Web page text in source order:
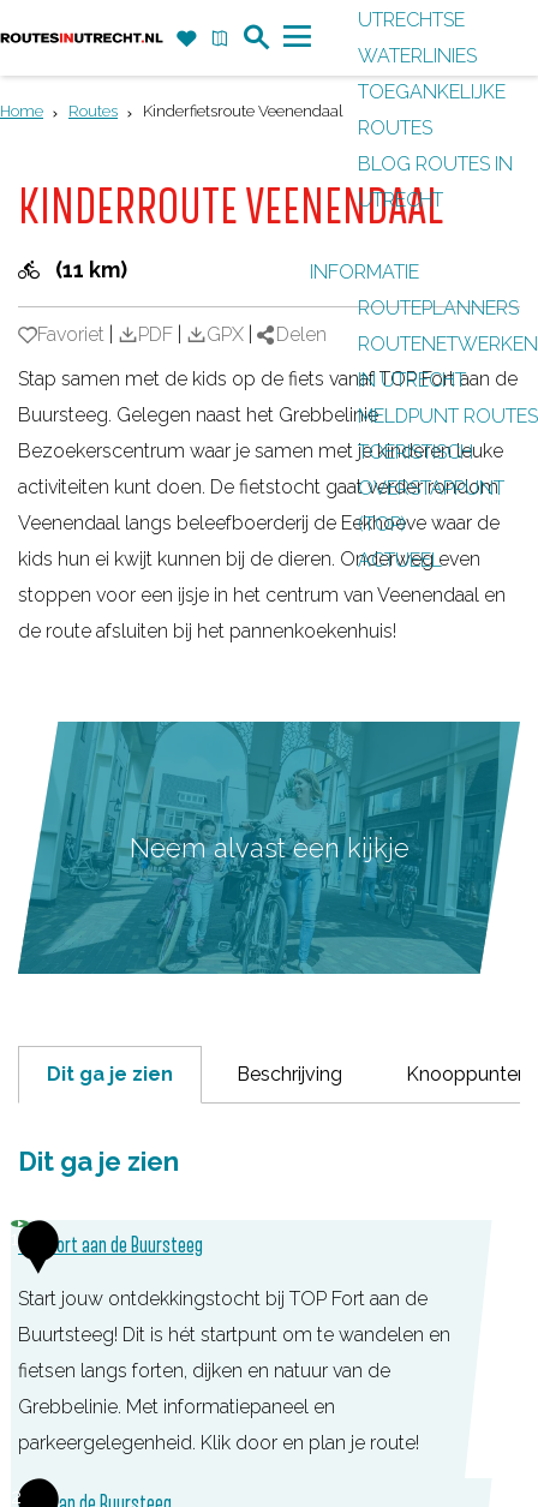
F
a
v
i
e
a
a
o
e
M
e
UTRECHTSE
WATERLINIES
TOEGANKELIJKE
ROUTES
BLOG ROUTES IN
UTRECHT
INFORMATIE
ROUTEPLANNERS
ROUTENETWERKEN
IN UTRECHT
MELDPUNT ROUTES
TOERISTISCH
OVERSTAPPUNT
(TOP)
ACTUEEL
Home Routes Kinderfietsroute Veenendaal
KINDERROUTE VEENENDAAL
(11 km)
Favoriet
Favoriet PDF GPX
Delen
Stap samen met de kids op de fiets vanaf TOP Fort aan de
Buursteeg. Gelegen naast het Grebbelinie
Bezoekerscentrum waar je samen met je kinderen leuke
activiteiten kunt doen. De fietstocht gaat verder rondom
Veenendaal langs beleefboerderij de Eekhoeve waar de
kids hun ei kwijt kunnen bij de dieren. Onderweg even
stoppen voor een ijsje in het centrum van Veenendaal en
de route afsluiten bij het pannenkoekenhuis!
Neem alvast een kijkje
Dit ga je zien Beschrijving Knooppunten
Dit ga je zien
1TOP Fort aan de Buursteeg
Start jouw ontdekkingstocht bij TOP Fort aan de
Buurtsteeg! Dit is hét startpunt om te wandelen en
fietsen langs forten, dijken en natuur van de
Grebbelinie. Met informatiepaneel en
parkeergelegenheid. Klik door en plan je route!
T
2